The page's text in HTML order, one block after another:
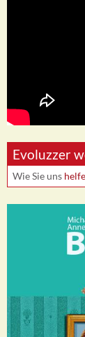
Evoluzzer
Wie Sie uns